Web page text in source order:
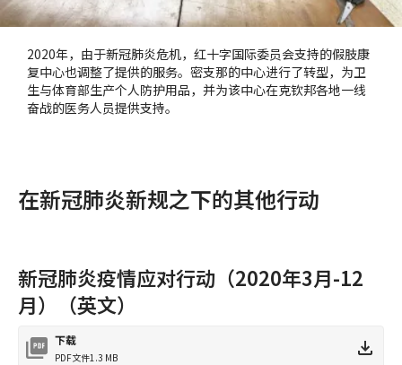
2020年，由于新冠肺炎危机，红十字国际委员会支持的假肢康
复中心也调整了提供的服务。密支那的中心进行了转型，为卫
生与体育部生产个人防护用品，并为该中心在克钦邦各地一线
奋战的医务人员提供支持。
在新冠肺炎新规之下的其他行动
新冠肺炎疫情应对行动（2020年3月-12
月）（英文）
下载
PDF文件1.3 MB